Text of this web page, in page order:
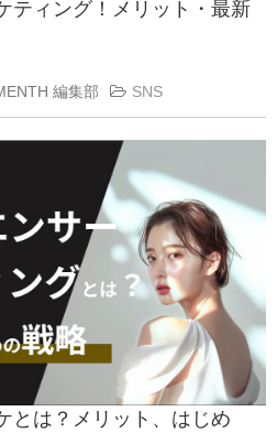
ティング！メリット・最新
編集部 SNS
とは？メリット、はじめ